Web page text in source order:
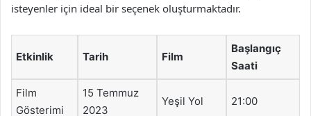
isteyenler için ideal bir seçenek oluşturmaktadır.
Etkinlik Tarih Film
Başlangıç
Saati
Film
Gösterimi
15 Temmuz
2023
Yeşil Yol 21:00